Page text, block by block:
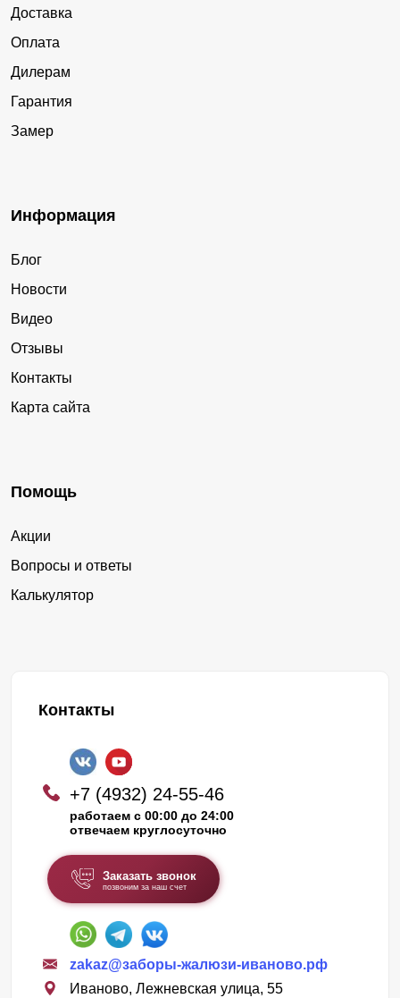
Доставка
Оплата
Дилерам
Гарантия
Замер
Информация
Блог
Новости
Видео
Отзывы
Контакты
Карта сайта
Помощь
Акции
Вопросы и ответы
Калькулятор
Контакты
+7 (4932) 24-55-46
работаем с 00:00 до 24:00
отвечаем круглосуточно
Заказать звонок
позвоним за наш счет
zakaz@заборы-жалюзи-иваново.рф
Иваново, Лежневская улица, 55